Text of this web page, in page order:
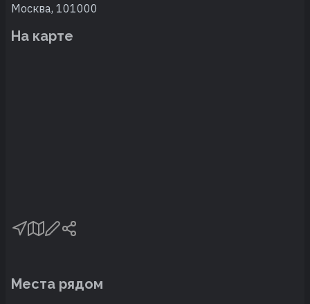
Москва, 101000
На карте
Места рядом